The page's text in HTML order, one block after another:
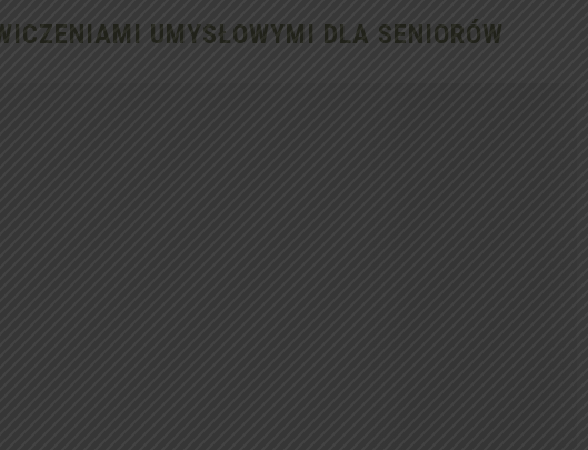
UMYSŁOWYMI DLA SENIORÓW